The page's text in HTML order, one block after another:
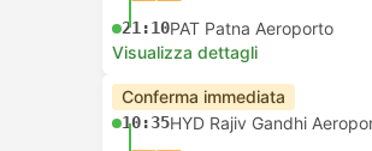
21:10PAT Patna Aeroporto
Visualizza dettagli
Conferma immediata
10:35HYD Rajiv Gandhi